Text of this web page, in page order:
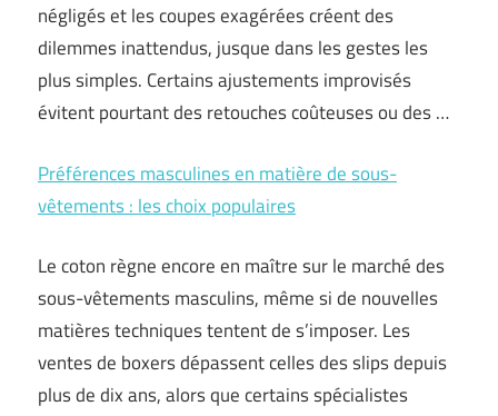
négligés et les coupes exagérées créent des
dilemmes inattendus, jusque dans les gestes les
plus simples. Certains ajustements improvisés
évitent pourtant des retouches coûteuses ou des …
Préférences masculines en matière de sous-
vêtements : les choix populaires
Le coton règne encore en maître sur le marché des
sous-vêtements masculins, même si de nouvelles
matières techniques tentent de s’imposer. Les
ventes de boxers dépassent celles des slips depuis
plus de dix ans, alors que certains spécialistes